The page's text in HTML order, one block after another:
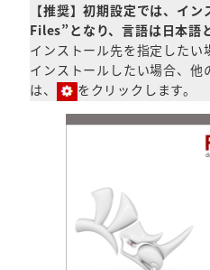
【推奨】初期設定では、イ
Files”となり、言語は日本語
インストール先を指定したい
インストールしたい場合、他
は、
をクリックします。